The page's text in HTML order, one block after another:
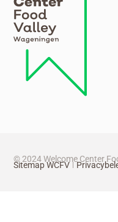
© 2024 Welcome Center
Sitemap WCFV